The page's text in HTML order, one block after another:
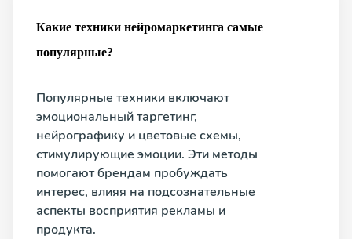
Какие техники нейромаркетинга самые
популярные?
Популярные техники включают
эмоциональный таргетинг,
нейрографику и цветовые схемы,
стимулирующие эмоции. Эти методы
помогают брендам пробуждать
интерес, влияя на подсознательные
аспекты восприятия рекламы и
продукта.